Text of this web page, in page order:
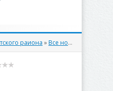
раиона »Все новости